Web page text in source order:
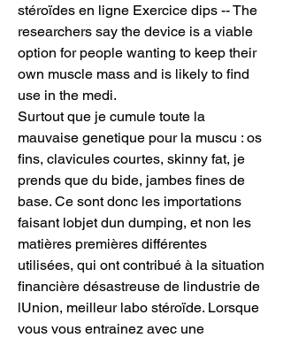
stéroïdes en ligne Exercice dips -- The
researchers say the device is a viable
option for people wanting to keep their
own muscle mass and is likely to find
use in the medi.
Surtout que je cumule toute la
mauvaise genetique pour la muscu : os
fins, clavicules courtes, skinny fat, je
prends que du bide, jambes fines de
base. Ce sont donc les importations
faisant lobjet dun dumping, et non les
matières premières différentes
utilisées, qui ont contribué à la situation
financière désastreuse de lindustrie de
lUnion, meilleur labo stéroïde. Lorsque
vous vous entrainez avec une